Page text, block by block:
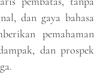
dan gaya bahasa
pemahaman
dan prospek